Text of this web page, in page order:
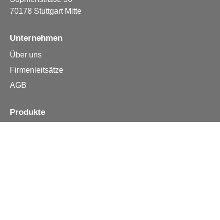
70178 Stuttgart Mitte
Unternehmen
Über uns
Firmenleitsätze
AGB
Produkte